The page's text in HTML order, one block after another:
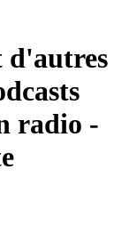
d'autres
radio -